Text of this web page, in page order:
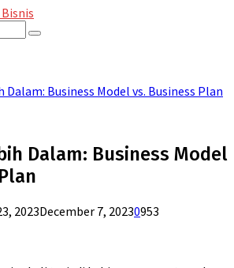
Search
Dalam: Business Model vs. Business Plan
Dalam: Business Model
2023December 7, 20230953